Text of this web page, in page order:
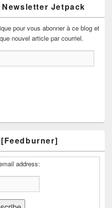
Jetpack
pour vous abonner à ce blog et
nouvel article par courriel.
address: